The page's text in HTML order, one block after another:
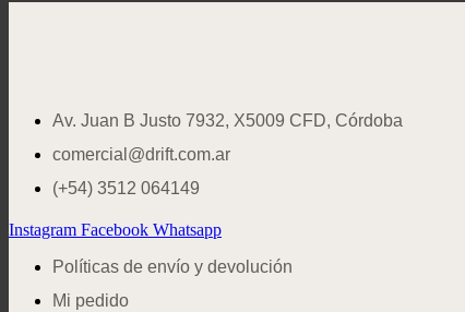
Av. Juan B Justo 7932, X5009 CFD, Córdoba
comercial@drift.com.ar
(+54) 3512 064149
Instagram Facebook Whatsapp
Políticas de envío y devolución
Mi pedido